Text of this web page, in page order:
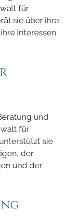
für
sie über ihre
Interessen
und
für
sie
der
und der